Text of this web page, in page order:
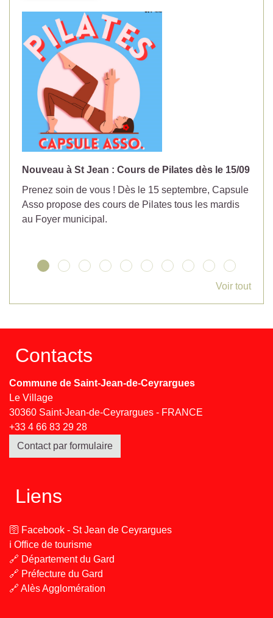
Nouveau à St Jean : Cours de Pilates dès le 15/09
Prenez soin de vous ! Dès le 15 septembre, Capsule
Asso propose des cours de Pilates tous les mardis
au Foyer municipal.
Voir tout
Contacts
Commune de Saint-Jean-de-Ceyrargues
Le Village
30360 Saint-Jean-de-Ceyrargues - FRANCE
+33 4 66 83 29 28
Contact par formulaire
Liens
🛜 Facebook - St Jean de Ceyrargues
ℹ️ Office de tourisme
🔗 Département du Gard
🔗 Préfecture du Gard
🔗 Alès Agglomération